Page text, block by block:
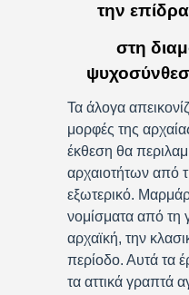
την
στη
Τα άλογα
μορφές της
έκθεση θα
αρχαιοτήτων από
εξωτερικό.
νομίσματα από τη
αρχαϊκή, την
περίοδο. Αυτά τα
τα αττικά γραπτά